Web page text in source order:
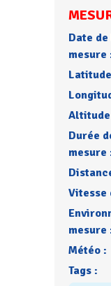
Date
mesure
Durée
mesure
Vitesse
mesure
Météo :
Tags :